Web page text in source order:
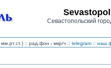
Севастопольский
мм.рт.ст.) :: рад.фон - мкр/ч :: telegram :: наш